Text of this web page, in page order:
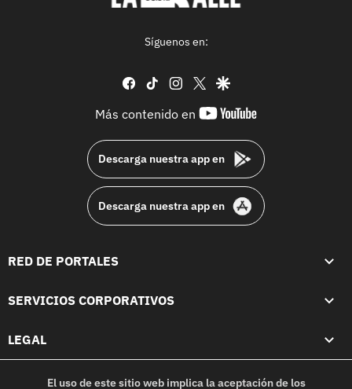
Síguenos en:
facebook
tiktok instagram
twittergoogle
Más contenido en
youtube-
Descarga nuestra app en
Descarga nuestra app en
RED DE PORTALES
SERVICIOS CORPORATIVOS
LEGAL
El uso de este sitio web implica la aceptación de los